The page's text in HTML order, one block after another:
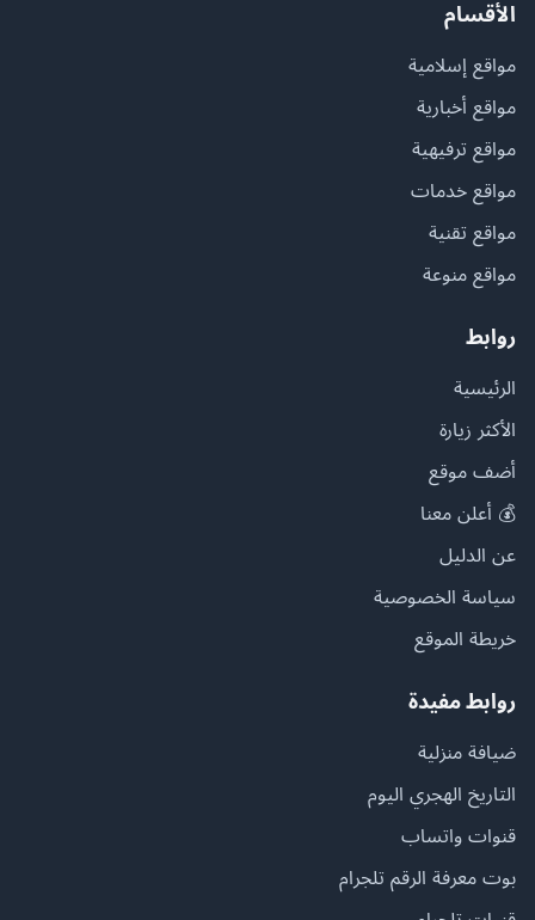
الأقسام
مواقع إسلامية
مواقع أخبارية
مواقع ترفيهية
مواقع خدمات
مواقع تقنية
مواقع منوعة
روابط
الرئيسية
الأكثر زيارة
أضف موقع
💰 أعلن معنا
عن الدليل
سياسة الخصوصية
خريطة الموقع
روابط مفيدة
ضيافة منزلية
التاريخ الهجري اليوم
قنوات واتساب
بوت معرفة الرقم تلجرام